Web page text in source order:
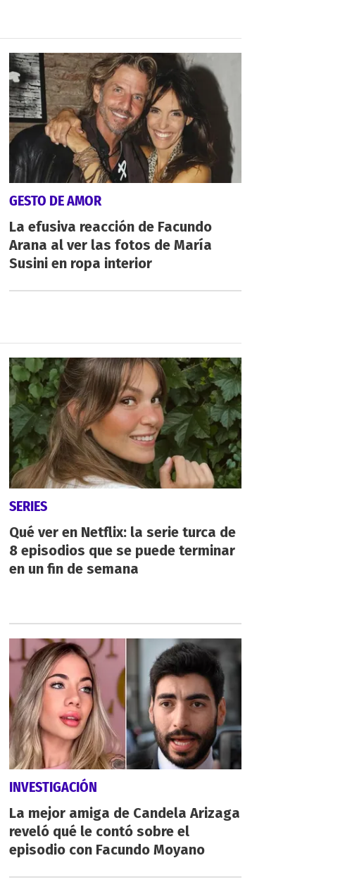
GESTO DE AMOR
La efusiva reacción de Facundo
Arana al ver las fotos de María
Susini en ropa interior
SERIES
Qué ver en Netflix: la serie turca de
8 episodios que se puede terminar
en un fin de semana
INVESTIGACIÓN
La mejor amiga de Candela Arizaga
reveló qué le contó sobre el
episodio con Facundo Moyano